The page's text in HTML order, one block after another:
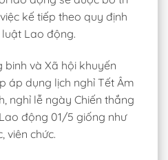
kế tiếp theo quy định
luật Lao động.
và Xã hội khuyến
áp dụng lịch nghỉ Tết Âm
nghỉ lễ ngày Chiến thắng
động 01/5 giống như
viên chức.